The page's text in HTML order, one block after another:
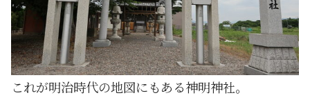
これが明治時代の地図にもある神明神社。